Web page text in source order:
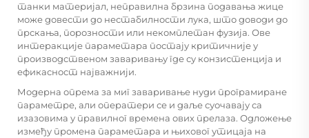
танки материјал, неправилна брзина подавања жице
може довести до нестабилности лука, што доводи до
прскања, порозности или некомплетан фузија. Ове
интеракције параметара постају критичније у
производственом заваривању где су конзистенција и
ефикасност најважнији.
Модерна опрема за миг заваривање нуди програмиране
параметре, али оператери се и даље суочавају са
изазовима у правилног времена ових прелаза. Одложење
између промена параметара и њиховог утицаја на